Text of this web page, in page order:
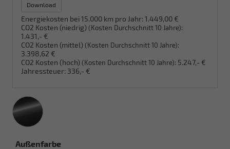
Download
Energiekosten bei 15.000 km pro Jahr: 1.449,00 €
CO2 Kosten (niedrig) (Kosten Durchschnitt 10 Jahre):
1.431,- €
CO2 Kosten (mittel) (Kosten Durchschnitt 10 Jahre):
3.398,62 €
CO2 Kosten (hoch) (Kosten Durchschnitt 10 Jahre): 5.247,- €
Jahressteuer: 336,- €
Außenfarbe